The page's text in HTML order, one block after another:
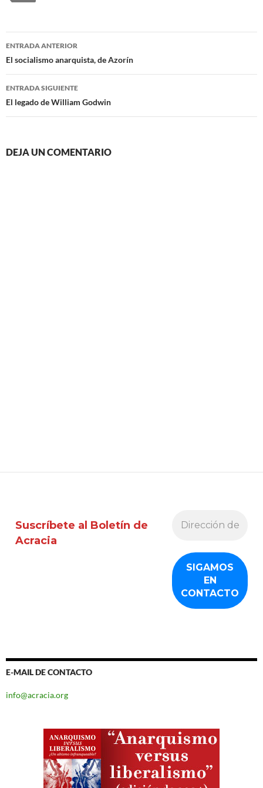
Navegación
de
entradas
ENTRADA ANTERIOR
El socialismo anarquista, de Azorín
ENTRADA SIGUIENTE
El legado de William Godwin
DEJA UN COMENTARIO
Suscríbete al Boletín de
Acracia
E-MAIL DE CONTACTO
info@acracia.org